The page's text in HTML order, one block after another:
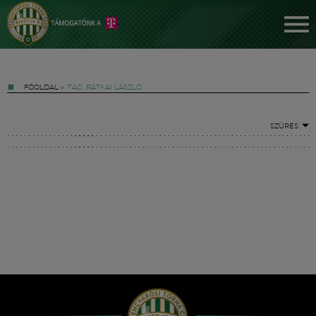
FŐOLDAL » TAG: RÁTKAI LÁSZLÓ
SZŰRÉS
Hírek